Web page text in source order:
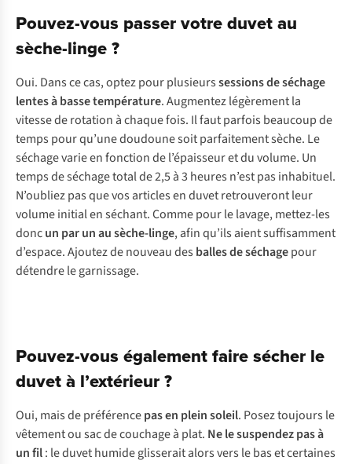
Pouvez-vous passer votre duvet au
sèche-linge ?
Oui. Dans ce cas, optez pour plusieurssessions de séchage
lentes à basse température. Augmentez légèrement la
vitesse de rotation à chaque fois. Il faut parfois beaucoup de
temps pour qu’une doudoune soit parfaitement sèche. Le
séchage varie en fonction de l’épaisseur et du volume. Un
temps de séchage total de 2,5 à 3 heures n’est pas inhabituel.
N’oubliez pas que vos articles en duvet retrouveront leur
volume initial en séchant. Comme pour le lavage, mettez-les
doncun par un au sèche-linge, afin qu’ils aient suffisamment
d’espace. Ajoutez de nouveau des balles de séchagepour
détendre le garnissage.
Pouvez-vous également faire sécher le
duvet à l’extérieur ?
Oui, mais de préférencepas en plein soleil. Posez toujours le
vêtement ou sac de couchage à plat. Ne le suspendez pas à
un fil: le duvet humide glisserait alors vers le bas et certaines